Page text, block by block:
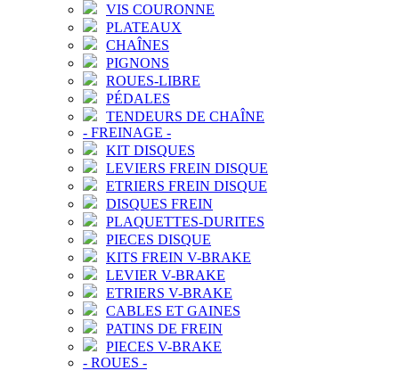
VIS COURONNE
PLATEAUX
CHAÎNES
PIGNONS
ROUES-LIBRE
PÉDALES
TENDEURS DE CHAÎNE
- FREINAGE -
KIT DISQUES
LEVIERS FREIN DISQUE
ETRIERS FREIN DISQUE
DISQUES FREIN
PLAQUETTES-DURITES
PIECES DISQUE
KITS FREIN V-BRAKE
LEVIER V-BRAKE
ETRIERS V-BRAKE
CABLES ET GAINES
PATINS DE FREIN
PIECES V-BRAKE
- ROUES -